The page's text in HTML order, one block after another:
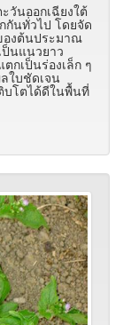
วันออกเฉียงใต้
นทั่วไป โดยจัด
องต้นประมาณ
ป็นแนวยาว
กเป็นร่องเล็ก ๆ
ใบชัดเจน
บโตได้ดีในพื้นที่